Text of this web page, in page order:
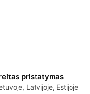
pristatymas
Latvijoje, Estijoje